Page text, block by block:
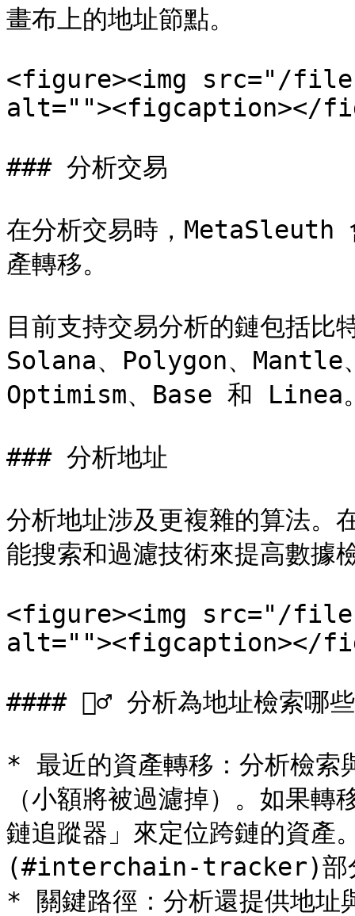
畫布上的地址節點。
<figure><img src="/files/
alt=""><figcaption></
### 分析交易
在分析交易時，MetaSleuth
產轉移。
目前支持交易分析的鏈包括比
Solana、Polygon、
Optimism、Base 和 Linea
### 分析地址
分析地址涉及更複雜的算法
能搜索和過濾技術來提高數據
<figure><img src="/
alt=""><figcaption></
#### 🙋‍♂️ 分析為地址檢索哪
* 最近的資產轉移：分析檢索
（小額將被過濾掉）。如果
鏈追蹤器」來定位跨鏈的資
(#interchain-tracker)部
* 關鍵路徑：分析還提供地址